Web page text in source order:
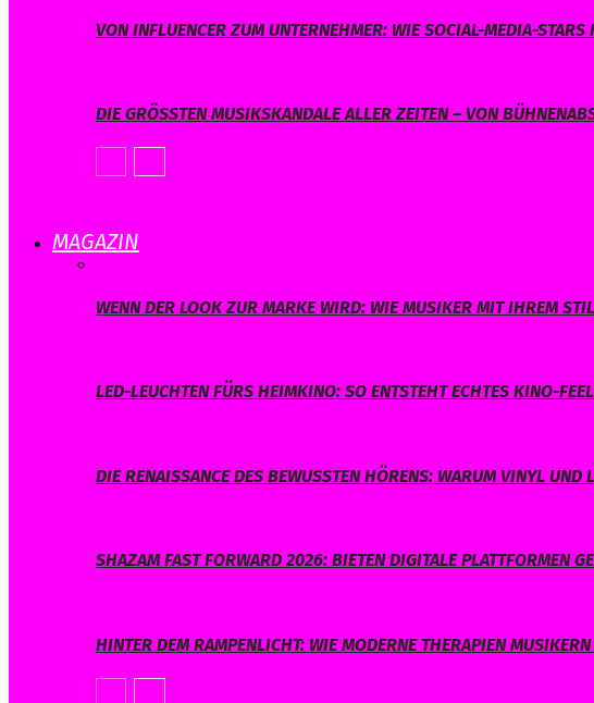
VON INFLUENCER ZUM UNTERNEHMER: WIE SOCIAL-MEDIA-
DIE GRÖSSTEN MUSIKSKANDALE ALLER ZEITEN – VON
MAGAZIN
WENN DER LOOK ZUR MARKE WIRD: WIE MUSIKER MIT IHREM
LED-LEUCHTEN FÜRS HEIMKINO: SO ENTSTEHT ECHTES KINO-
DIE RENAISSANCE DES BEWUSSTEN HÖRENS: WARUM VINYL UND
SHAZAM FAST FORWARD 2026: BIETEN DIGITALE PLATTFORMEN
HINTER DEM RAMPENLICHT: WIE MODERNE THERAPIEN